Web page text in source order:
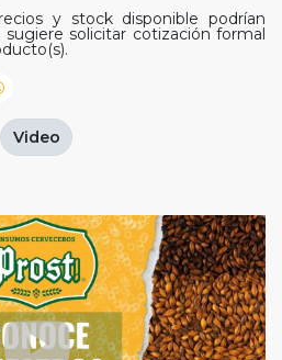
y stock disponible podrían
sugiere solicitar cotización formal
Video